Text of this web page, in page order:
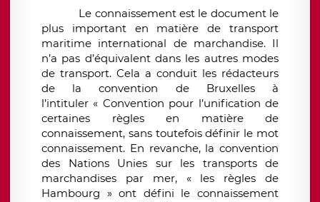
Le connaissement est le document le
plus important en matière de transport
maritime international de marchandise. Il
n’a pas d’équivalent dans les autres modes
de transport. Cela a conduit les rédacteurs
de la convention de Bruxelles à
l’intituler « Convention pour l’unification de
certaines règles en matière de
connaissement, sans toutefois définir le mot
connaissement. En revanche, la convention
des Nations Unies sur les transports de
marchandises par mer, « les règles de
Hambourg » ont défini le connaissement